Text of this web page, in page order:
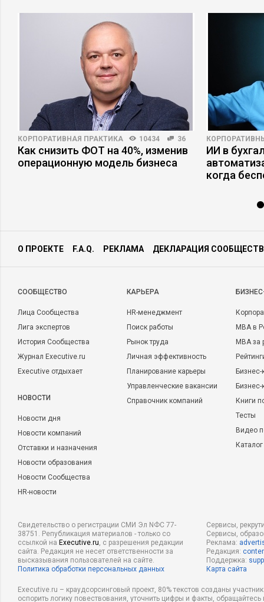
КОРПОРАТИВНАЯ ПРАКТИКА 10434 36
Как снизить ФОТ на 40%, изменив
операционную модель бизнеса
ИИ в
когда
О ПРОЕКТЕ F.A.Q. РЕКЛАМА ДЕКЛАРАЦИЯ
CООБЩЕСТВО
Лица Сообщества
Лига экспертов
История Сообщества
Журнал Executive.ru
Executive отдыхает
НОВОСТИ
Новости дня
Новости компаний
Отставки и назначения
Новости образования
Новости Сообщества
HR-новости
КАРЬЕРА
HR-менеджмент
Поиск работы
Рынок труда
Личная эффективность
Планирование карьеры
Управленческие вакансии
Справочник компаний
MBA в
MBA
Бизнес-
Книги
Тесты
Видео
Свидетельство о регистрации СМИ Эл NФС 77-
38751. Републикация материалов - только со
ссылкой на Executive.ru, с разрешения редакции
сайта. Редакция не несет ответственности за
высказывания пользователей на сайте.
Политика обработки персональных данных
Сервисы,
Сервисы,
Реклама:
Редакция:
Поддержка:
Карта сайта
Executive.ru – краудсорсинговый проект, 80% текстов созданы
оспорить логику повествования, уточнить цифры и факты,